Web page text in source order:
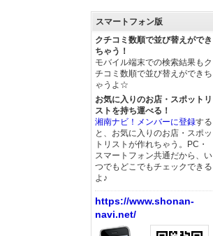
スマートフォン版
クチコミ数順で並び替えができ
ちゃう！
モバイル端末での検索結果もク
チコミ数順で並び替えができち
ゃうよ☆
お気に入りのお店・スポットリ
ストを持ち運べる！
湘南ナビ！メンバーに登録する
と、お気に入りのお店・スポッ
トリストが作れちゃう。PC・
スマートフォン共通だから、い
つでもどこでもチェックできる
よ♪
https://www.shonan-
navi.net/